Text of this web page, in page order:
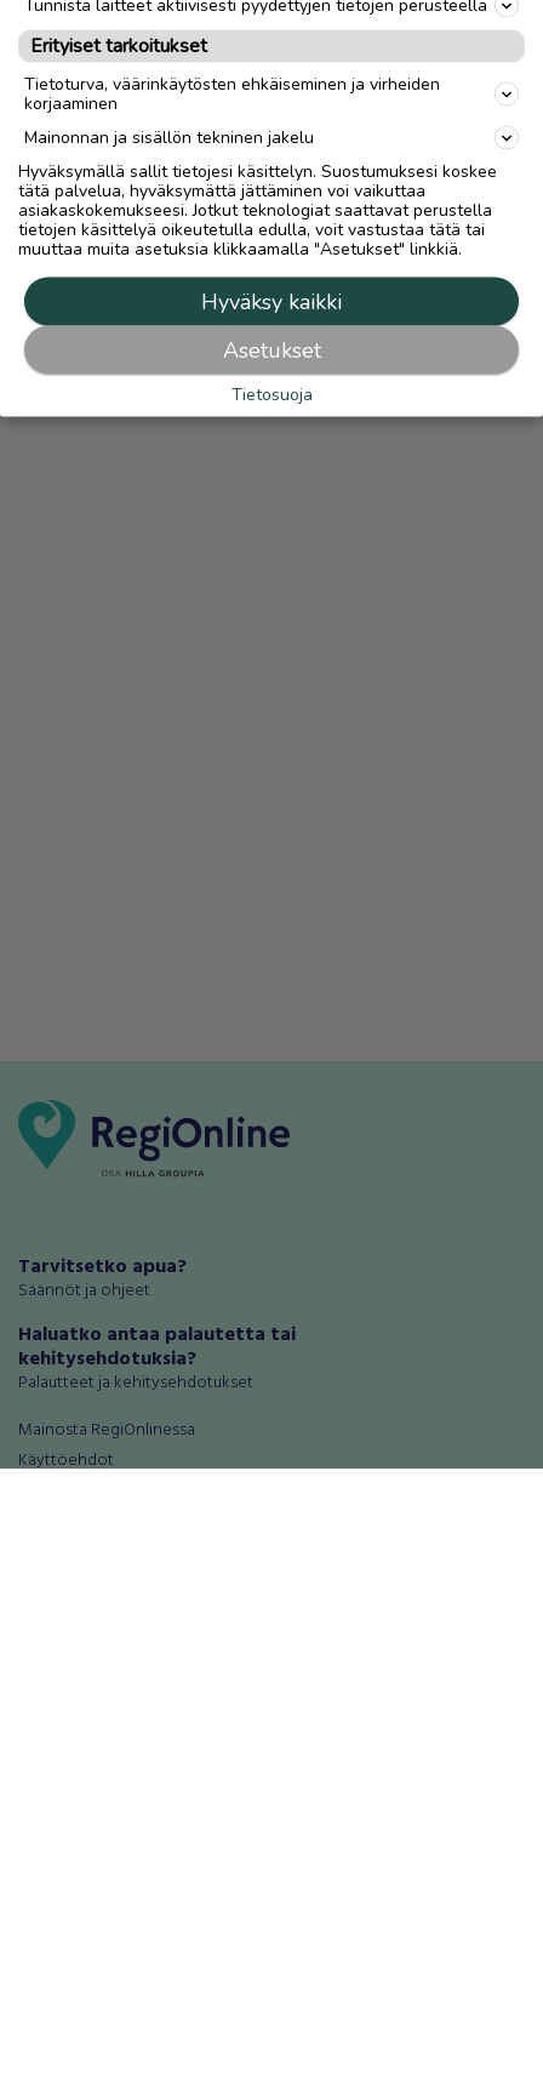
link
Ilmoittaja:Kai Nygård
Katso ilmoittajan kaikki ilmoitukset(2)
OTA YHTEYTTÄ ILMOITTAJAAN
Tarvitsetko apua?
Säännöt ja ohjeet
Haluatko antaa palautetta tai
kehitysehdotuksia?
Palautteet ja kehitysehdotukset
Mainosta RegiOnlinessa
Käyttöehdot
Erityiset tarkoitukset
Tietoturva, väärinkäytösten ehkäiseminen ja virheiden
korjaaminen
Mainonnan ja sisällön tekninen jakelu
Hyväksymällä sallit tietojesi käsittelyn. Suostumuksesi koskee
tätä palvelua, hyväksymättä jättäminen voi vaikuttaa
asiakaskokemukseesi. Jotkut teknologiat saattavat perustella
tietojen käsittelyä oikeutetulla edulla, voit vastustaa tätä tai
muuttaa muita asetuksia klikkaamalla "Asetukset" linkkiä.
Hyväksy kaikki
Asetukset
Tietosuoja